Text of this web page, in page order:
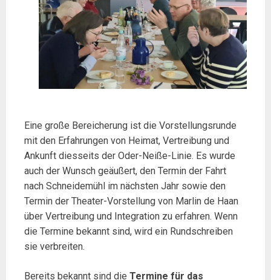
Eine große Bereicherung ist die Vorstellungsrunde
mit den Erfahrungen von Heimat, Vertreibung und
Ankunft diesseits der Oder-Neiße-Linie. Es wurde
auch der Wunsch geäußert, den Termin der Fahrt
nach Schneidemühl im nächsten Jahr sowie den
Termin der Theater-Vorstellung von Marlin de Haan
über Vertreibung und Integration zu erfahren. Wenn
die Termine bekannt sind, wird ein Rundschreiben
sie verbreiten.
Bereits bekannt sind die Termine für das